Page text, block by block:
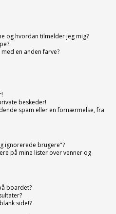
og hvordan tilmelder jeg mig?
en anden farve?
beskeder!
spam eller en fornærmelse, fra
ignorerede brugere"?
på mine lister over venner og
boardet?
side!?